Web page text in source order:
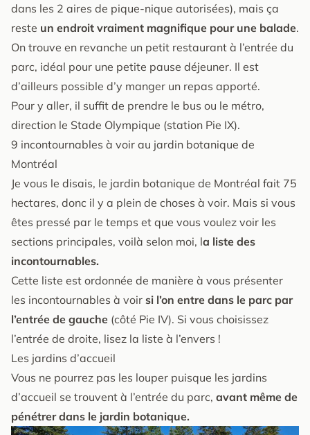
dans les 2 aires de pique-nique autorisées), mais ça
reste un endroit vraiment magnifique pour une balade.
On trouve en revanche un petit restaurant à l’entrée du
parc, idéal pour une petite pause déjeuner. Il est
d’ailleurs possible d’y manger un repas apporté.
Pour y aller, il suffit de prendre le bus ou le métro,
direction le Stade Olympique (station Pie IX).
9 incontournables à voir au jardin botanique de
Montréal
Je vous le disais, le jardin botanique de Montréal fait 75
hectares, donc il y a plein de choses à voir. Mais si vous
êtes pressé par le temps et que vous voulez voir les
sections principales, voilà selon moi, la liste des
incontournables.
Cette liste est ordonnée de manière à vous présenter
les incontournables à voir si l’on entre dans le parc par
l’entrée de gauche (côté Pie IV). Si vous choisissez
l’entrée de droite, lisez la liste à l’envers !
Les jardins d’accueil
Vous ne pourrez pas les louper puisque les jardins
d’accueil se trouvent à l’entrée du parc, avant même de
pénétrer dans le jardin botanique.